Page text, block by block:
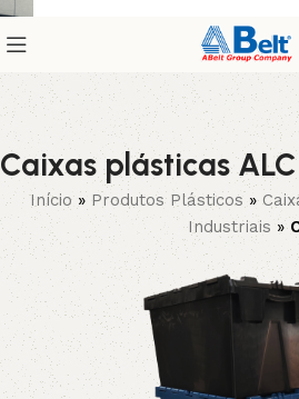
Caixas plásticas ALC
Início» Produtos Plásticos »
Industriais »